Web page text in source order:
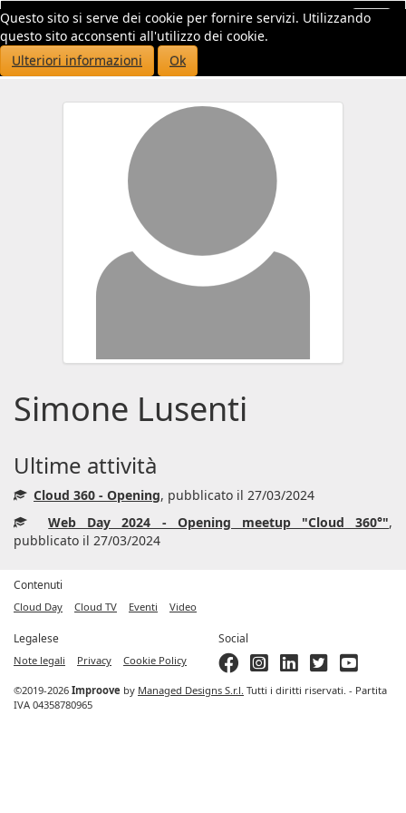
Questo sito si serve dei cookie per fornire servizi. Utilizzando
questo sito acconsenti all'utilizzo dei cookie.
Ulteriori informazioni
Ok
Simone Lusenti
Ultime attività
Cloud 360 - Opening, pubblicato il 27/03/2024
Web Day 2024 - Opening meetup "Cloud 360°",
pubblicato il 27/03/2024
Contenuti
Cloud Day Cloud TV Eventi Video
Legalese
Note legali Privacy Cookie Policy
Social
©2019-2026 Improove by Managed Designs S.r.l. Tutti i diritti riservati. - Partita
IVA 04358780965